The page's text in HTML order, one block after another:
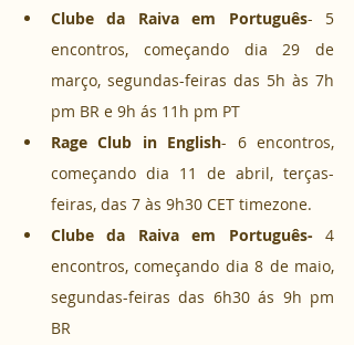
Clube da Raiva em Português- 5
encontros, começando dia 29 de
março, segundas-feiras das 5h às 7h
pm BR e 9h ás 11h pm PT
Rage Club in English- 6 encontros,
começando dia 11 de abril, terças-
feiras, das 7 às 9h30 CET timezone.
Clube da Raiva em Português- 4
encontros, começando dia 8 de maio,
segundas-feiras das 6h30 ás 9h pm
BR